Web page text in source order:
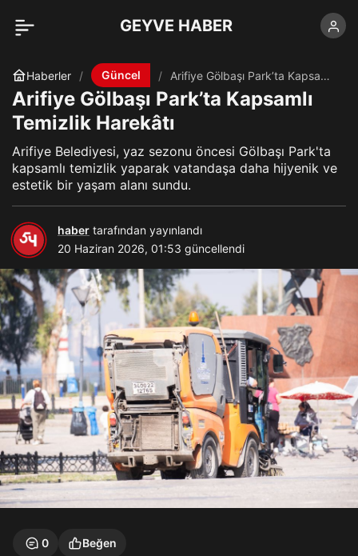
GEYVE HABER
Haberler Güncel
Arifiye Gölbaşı Park’ta Kapsamlı
Temizlik Harekâtı
Arifiye Gölbaşı Park’ta Kapsamlı
Temizlik Harekâtı
Arifiye Belediyesi, yaz sezonu öncesi Gölbaşı Park'ta
kapsamlı temizlik yaparak vatandaşa daha hijyenik ve
estetik bir yaşam alanı sundu.
haber tarafından yayınlandı
20 Haziran 2026, 01:53 güncellendi
0 Beğen